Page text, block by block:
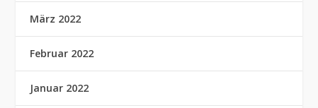
März 2022
Februar 2022
Januar 2022